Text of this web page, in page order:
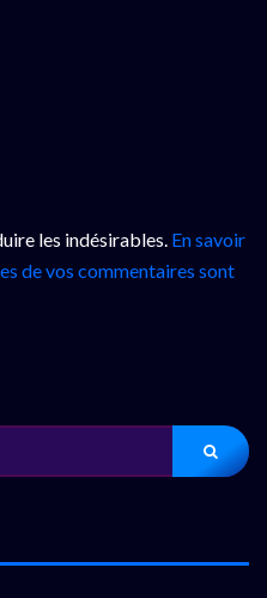
les indésirables. En savoir
de vos commentaires sont